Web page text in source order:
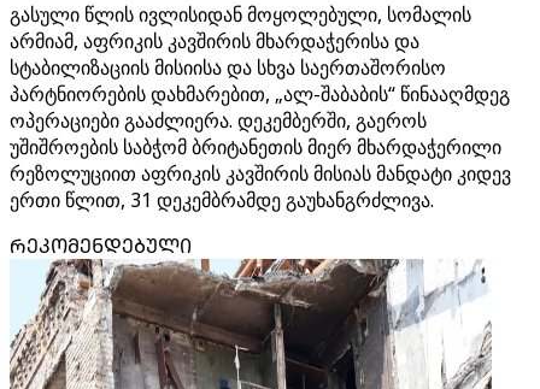
გასული წლის ივლისიდან მოყოლებული, სომალის
არმიამ, აფრიკის კავშირის მხარდაჭერისა და
სტაბილიზაციის მისიისა და სხვა საერთაშორისო
პარტნიორების დახმარებით, „ალ-შაბაბის“ წინააღმდეგ
ოპერაციები გააძლიერა. დეკემბერში, გაეროს
უშიშროების საბჭომ ბრიტანეთის მიერ მხარდაჭერილი
რეზოლუციით აფრიკის კავშირის მისიას მანდატი კიდევ
ერთი წლით, 31 დეკემბრამდე გაუხანგრძლივა.
ᲠᲔᲙᲝᲛᲔᲜᲓᲔᲑᲣᲚᲘ